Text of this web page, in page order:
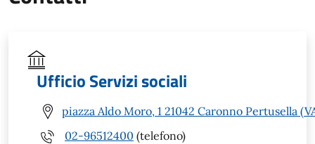
Ufficio Servizi sociali
piazza Aldo Moro, 1 21042 Caronno Pertusella
02-96512400 (telefono)